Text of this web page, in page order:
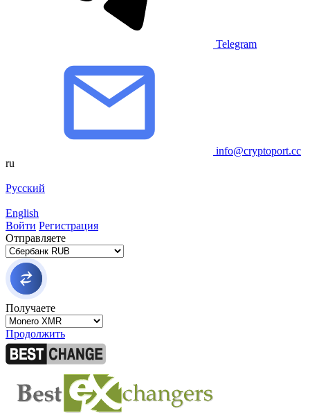
Telegram
info@cryptoport.cc
ru
Русский
English
Войти Регистрация
Отправляете
Получаете
Продолжить